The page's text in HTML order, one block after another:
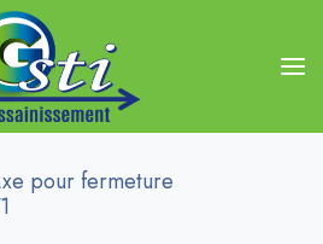
pour fermeture